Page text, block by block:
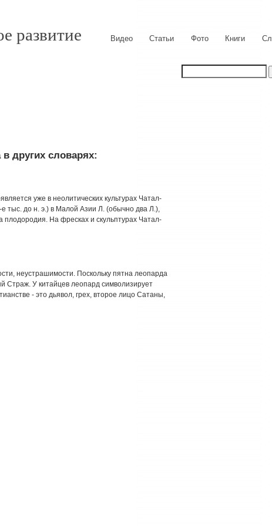
развитие Видео Статьи Фото Книги
других словарях:
уже в неолитических культурах Чатал-
тыс. до н. э.) в Малой Азии Л. (обычно два Л.),
плодородия. На фресках и скульптурах Чатал-
неустрашимости. Поскольку пятна леопарда
Страж. У китайцев леопард символизирует
- это дьявол, грех, второе лицо Сатаны,